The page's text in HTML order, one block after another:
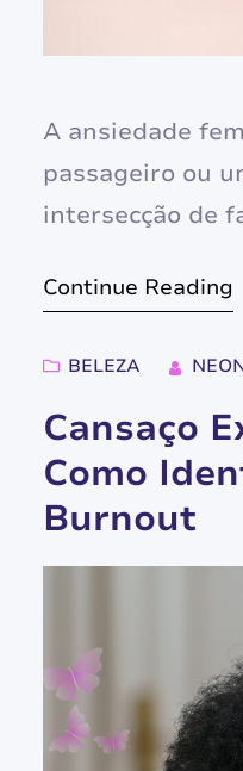
A ansiedade
passageiro ou
intersecção de
processam e
áreas…
Continue Reading
BELEZA
Cansaço
Como
Burnout